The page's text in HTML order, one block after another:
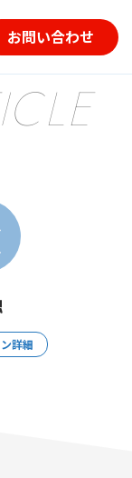
お問い合わせ
詳細